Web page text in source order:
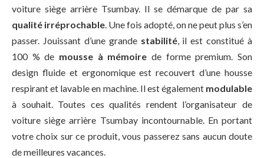
voiture siège arrière Tsumbay. Il se démarque de par sa
qualité irréprochable. Une fois adopté, on ne peut plus s’en
passer. Jouissant d’une grande stabilité, il est constitué à
100 % de mousse à mémoire de forme premium. Son
design fluide et ergonomique est recouvert d’une housse
respirant et lavable en machine. Il est également modulable
à souhait. Toutes ces qualités rendent l’organisateur de
voiture siège arrière Tsumbay incontournable. En portant
votre choix sur ce produit, vous passerez sans aucun doute
de meilleures vacances.